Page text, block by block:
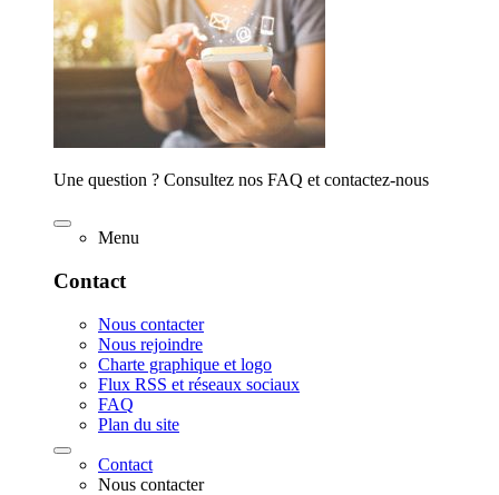
Une question ? Consultez nos FAQ et contactez-nous
Menu
Contact
Nous contacter
Nous rejoindre
Charte graphique et logo
Flux RSS et réseaux sociaux
FAQ
Plan du site
Contact
Nous contacter